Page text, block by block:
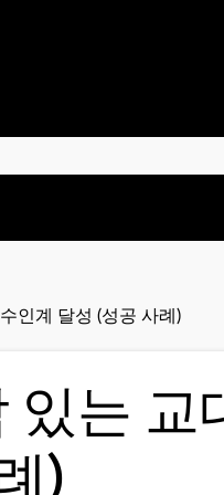
인계 달성 (성공 사례)
는 교
)